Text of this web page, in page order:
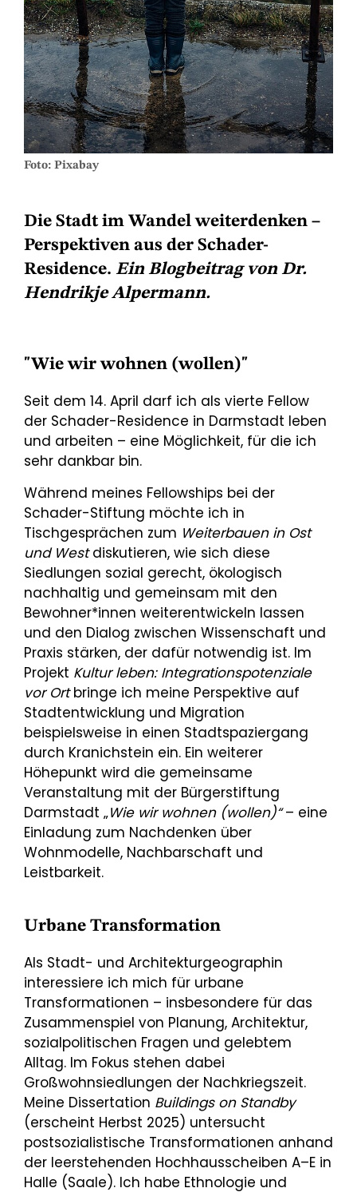
Foto: Pixabay
Die Stadt im Wandel weiterdenken –
Perspektiven aus der Schader-
Residence. Ein Blogbeitrag von Dr.
Hendrikje Alpermann.
"Wie wir wohnen (wollen)"
Seit dem 14. April darf ich als vierte Fellow
der Schader-Residence in Darmstadt leben
und arbeiten – eine Möglichkeit, für die ich
sehr dankbar bin.
Während meines Fellowships bei der
Schader-Stiftung möchte ich in
Tischgesprächen zum Weiterbauen in Ost
und Westdiskutieren, wie sich diese
Siedlungen sozial gerecht, ökologisch
nachhaltig und gemeinsam mit den
Bewohner*innen weiterentwickeln lassen
und den Dialog zwischen Wissenschaft und
Praxis stärken, der dafür notwendig ist. Im
Projekt Kultur leben: Integrationspotenziale
vor Ortbringe ich meine Perspektive auf
Stadtentwicklung und Migration
beispielsweise in einen Stadtspaziergang
durch Kranichstein ein. Ein weiterer
Höhepunkt wird die gemeinsame
Veranstaltung mit der Bürgerstiftung
Darmstadt „Wie wir wohnen (wollen)“– eine
Einladung zum Nachdenken über
Wohnmodelle, Nachbarschaft und
Leistbarkeit.
Urbane Transformation
Als Stadt- und Architekturgeographin
interessiere ich mich für urbane
Transformationen – insbesondere für das
Zusammenspiel von Planung, Architektur,
sozialpolitischen Fragen und gelebtem
Alltag. Im Fokus stehen dabei
Großwohnsiedlungen der Nachkriegszeit.
Meine Dissertation Buildings on Standby
(erscheint Herbst 2025) untersucht
postsozialistische Transformationen anhand
der leerstehenden Hochhausscheiben A–E in
Halle (Saale). Ich habe Ethnologie und